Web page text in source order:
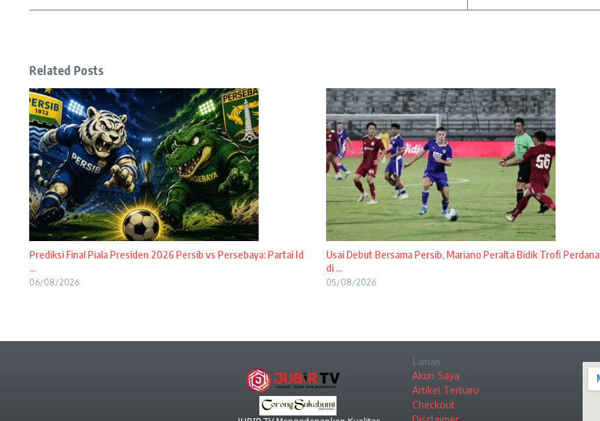
Related Posts
Prediksi Final Piala Presiden 2026 Persib vs Persebaya: Partai Id
...
06/08/2026
Usai Debut Bersama Persib, Mariano Peralta Bidik Trofi Perdana
di ...
05/08/2026
Laman
Akun Saya
Artikel Terbaru
Checkout